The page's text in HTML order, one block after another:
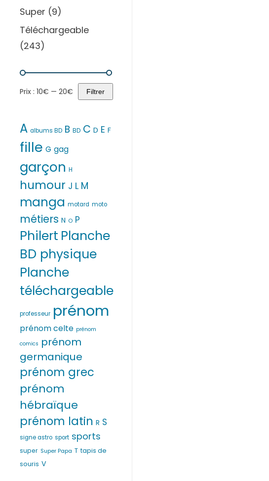
Super (9)
Téléchargeable
(243)
Prix
Prix
Filtrer
Prix : 10€ — 20€
A albums BD B BD C D E F
fille G gag
garçon H
humour J L M
manga motard moto
métiers N O P
Philert Planche
BD physique
Planche
téléchargeable
professeur prénom
prénom celte prénom
comics prénom
germanique
prénom grec
prénom
hébraïque
prénom latin R S
signe astro sport sports
super Super Papa T tapis de
souris V